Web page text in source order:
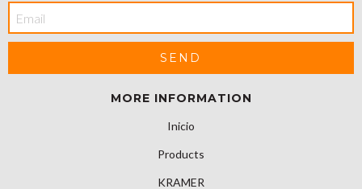
MORE INFORMATION
Inicio
Products
KRAMER